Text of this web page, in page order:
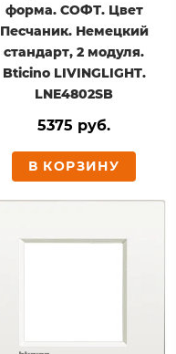
форма. СОФТ. Цвет
Песчаник. Немецкий
стандарт, 2 модуля.
Bticino LIVINGLIGHT.
LNE4802SB
5375 руб.
В КОРЗИНУ